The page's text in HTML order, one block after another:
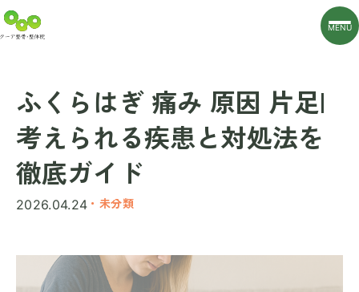
MENU
ふくらはぎ 痛み 原因 片足|
考えられる疾患と対処法を
徹底ガイド
2026.04.24 ・未分類